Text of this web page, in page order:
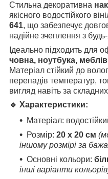
Стильна декоративна
якісного водостійкого
641, що забезпечує
надійне зчеплення з
Ідеально підходить для
човна, ноутбука,
Матеріал стійкий до
перепадів температур,
вигляд навіть за
🔹 Характеристики:
Матеріал:
Розмір: 20 х 20 см
іншому розмірі за
Основні кольори:
інші варіанти